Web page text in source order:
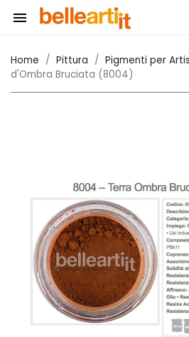

Home Pittura Pigmenti per
d'Ombra Bruciata (8004)